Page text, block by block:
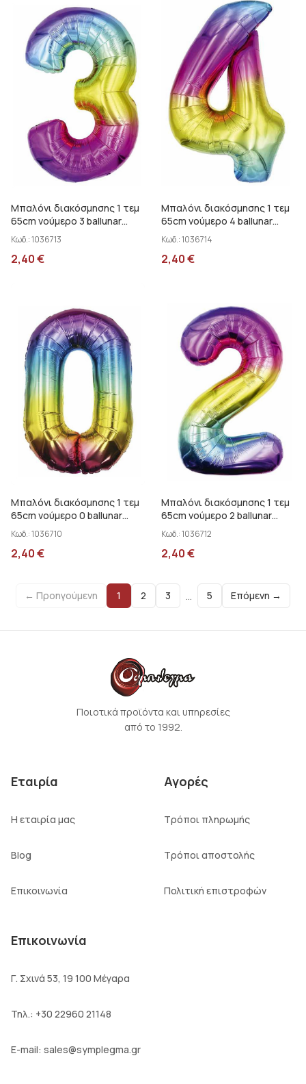
Μπαλόνι διακόσμησης 1 τεμ
65cm νούμερο 3 ballunar
30372-3MC
Κωδ.:1036713
2,40€
Μπαλόνι διακόσμησης 1 τεμ
65cm νούμερο 4 ballunar
30372-4MC
Κωδ.:1036714
2,40€
Μπαλόνι διακόσμησης 1 τεμ
65cm νούμερο 0 ballunar
30372-0MC
Κωδ.:1036710
2,40€
Μπαλόνι διακόσμησης 1 τεμ
65cm νούμερο 2 ballunar
30372-2MC
Κωδ.:1036712
2,40€
← Προηγούμενη 1 2 3 … 5 Επόμενη →
Ποιοτικά προϊόντα και υπηρεσίες
από το 1992.
Εταιρία
Η εταιρία μας
Blog
Επικοινωνία
Αγορές
Τρόποι πληρωμής
Τρόποι αποστολής
Πολιτική επιστροφών
Επικοινωνία
Γ. Σχινά 53, 19 100 Μέγαρα
Τηλ.: +30 22960 21148
E-mail: sales@symplegma.gr